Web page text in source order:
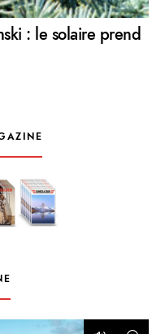
: le solaire prend